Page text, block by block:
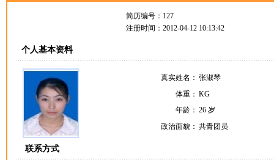
简历编号：127
注册时间：2012-04-12 10:13:42
个人基本资料
真实姓名： 张淑琴
体重： KG
年龄： 26 岁
政治面貌： 共青团员
联系方式